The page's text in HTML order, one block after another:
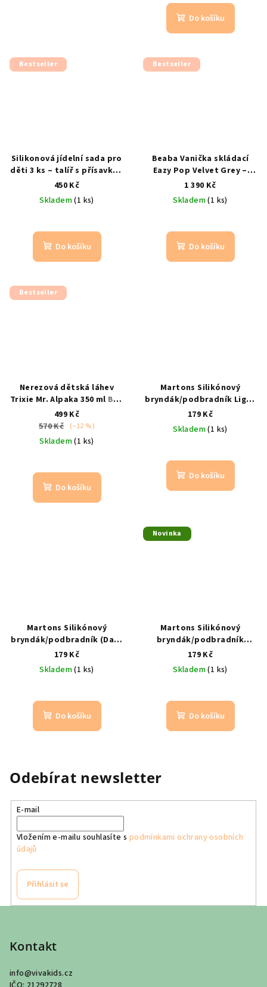
Do košíku
Bestseller
Silikonová jídelní sada pro
děti 3 ks – talíř s přísavkou
+ příborymodrá
450 Kč
Skladem(1 ks)
Do košíku
Bestseller
Beaba Vanička skládací
Eazy Pop Velvet Grey –
skládací vanička pro
miminko 29 litrů / s výpustí
1 390 Kč
Skladem(1 ks)
Do košíku
Bestseller
Nerezová dětská láhev
Trixie Mr. Alpaka 350 ml BPA
free / netečící / alpaka
499 Kč
570 Kč (–12 %)
Skladem(1 ks)
Do košíku
Martons Silikónový
bryndák/podbradník Light
silikonový podbradník
s kapsou pro děti
179 Kč
Skladem(1 ks)
Do košíku
Martons Silikónový
bryndák/podbradník (Dark
pink)silikonový
podbradník s kapsou pro
děti
179 Kč
Skladem(1 ks)
Do košíku
Novinka
Martons Silikónový
bryndák/podbradník
(Cream)silikonový
podbradník s kapsou pro
děti
179 Kč
Skladem(1 ks)
Do košíku
Odebírat newsletter
E-mail
Vložením e-mailu souhlasíte s podmínkami ochrany osobních
údajů
Přihlásit se
Kontakt
info@vivakids.cz